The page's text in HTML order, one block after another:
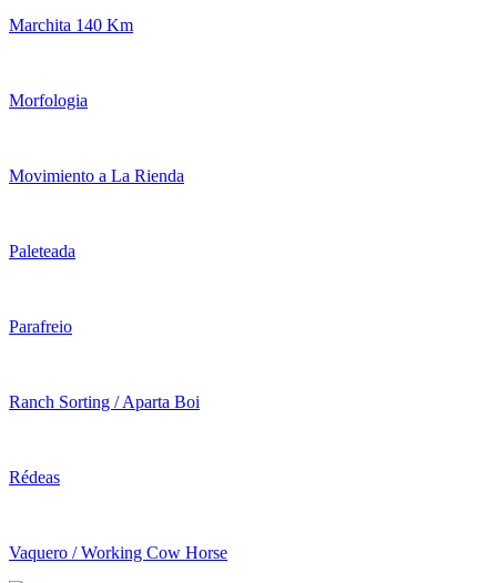
Marchita 140 Km
Morfologia
Movimiento a La Rienda
Paleteada
Parafreio
Ranch Sorting / Aparta Boi
Rédeas
Vaquero / Working Cow Horse